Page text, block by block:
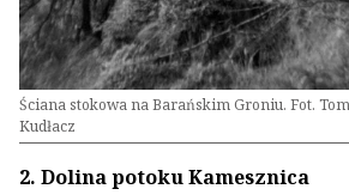
Ściana stokowa na Barańskim Groniu. Fot.
Kudłacz
2. Dolina potoku Kamesznica